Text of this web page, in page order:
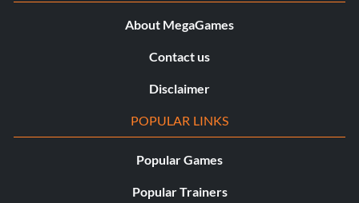
About MegaGames
Contact us
Disclaimer
POPULAR LINKS
Popular Games
Popular Trainers